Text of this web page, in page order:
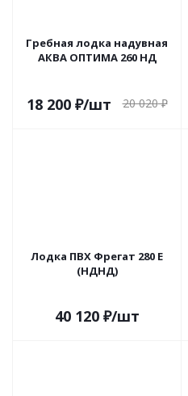
Гребная лодка надувная
АКВА ОПТИМА 260 НД
18 200₽/шт 20 020₽
Лодка ПВХ Фрегат 280 Е
(НДНД)
40 120₽/шт